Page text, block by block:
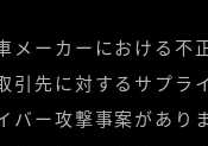
メーカーにおける不
引先に対するサプラ
バー攻撃事案があり